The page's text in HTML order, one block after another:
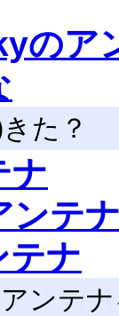
のア
た？
ナ
ンテ
テナ
ンテ